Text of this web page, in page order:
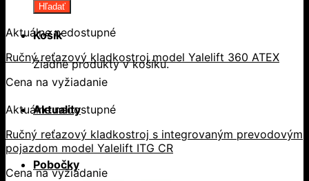
Hľadať
Košík
Žiadne produkty v košíku.
Aktuality
Pobočky
Aktuálne nedostupné
Ručný reťazový kladkostroj model Yalelift 360 ATEX
Cena na vyžiadanie
Aktuálne nedostupné
Ručný reťazový kladkostroj s integrovaným prevodovým
pojazdom model Yalelift ITG CR
Cena na vyžiadanie